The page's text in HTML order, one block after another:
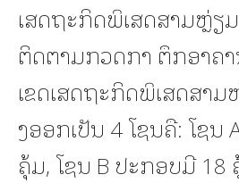
ເສດຖະກິດພິເສດສາມຫຼ່ຽ
ຕິດຕາມກວດກາ ຕຶກອາຄ
ເຂດເສດຖະກິດພິເສດສາມ
ງອອກເປັນ 4 ໂຊນຄື: ໂຊນ
ຄຸ້ມ, ໂຊນ B ປະກອບມີ 18